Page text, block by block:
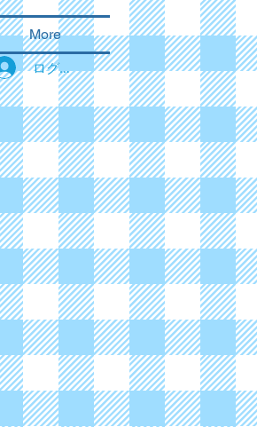
More
ログイン